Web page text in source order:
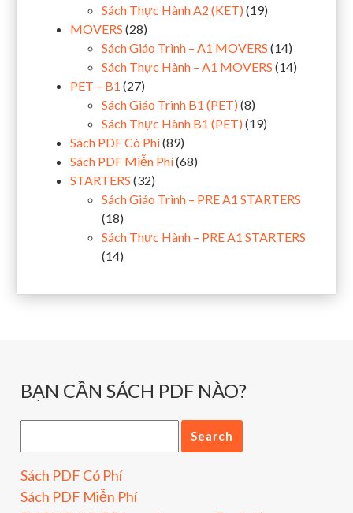
Sách Thực Hành A2 (KET) (19)
MOVERS (28)
Sách Giáo Trình – A1 MOVERS (14)
Sách Thực Hành – A1 MOVERS (14)
PET – B1 (27)
Sách Giáo Trình B1 (PET) (8)
Sách Thực Hành B1 (PET) (19)
Sách PDF Có Phí(89)
Sách PDF Miễn Phí(68)
STARTERS (32)
Sách Giáo Trình – PRE A1 STARTERS
(18)
Sách Thực Hành – PRE A1 STARTERS
(14)
BẠN CẦN SÁCH PDF NÀO?
Sách PDF Có Phí
Sách PDF Miễn Phí